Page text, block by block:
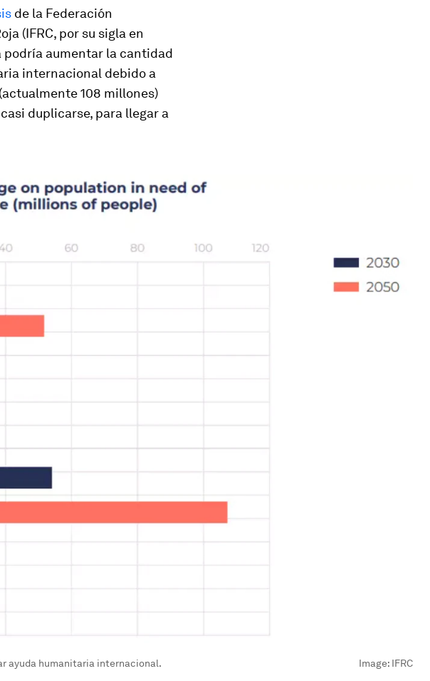
de la Federación
(IFRC, por su sigla en
podría aumentar la cantidad
internacional debido a
108 millones)
duplicarse, para llegar a
ayuda humanitaria internacional. Image: IFRC